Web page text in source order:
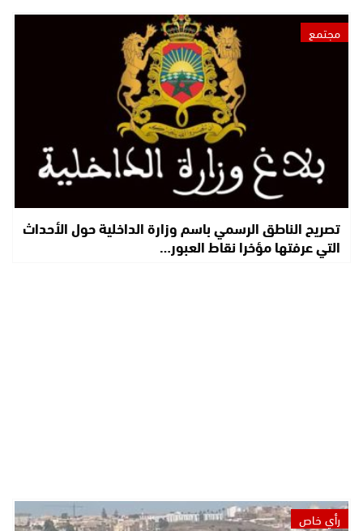
مجتمع
تصريح الناطق الرسمي باسم وزارة الداخلية حول الأحداث
التي عرفتها مؤخرا نقاط العبور…
رأي خاص